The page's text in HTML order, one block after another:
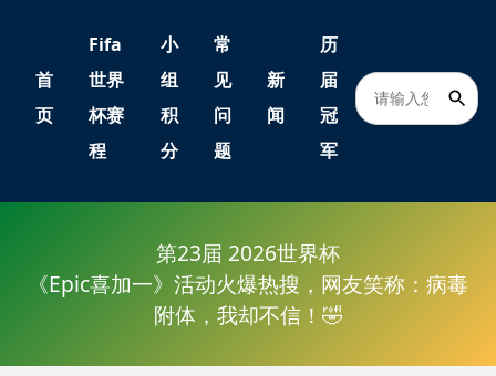
首
页
Fifa
世界
杯赛
程
小
组
积
分
常
见
问
题
新
闻
历
届
冠
军
第23届 2026世界杯
《Epic喜加一》活动火爆热搜，网友笑称：病毒
附体，我却不信！🤣